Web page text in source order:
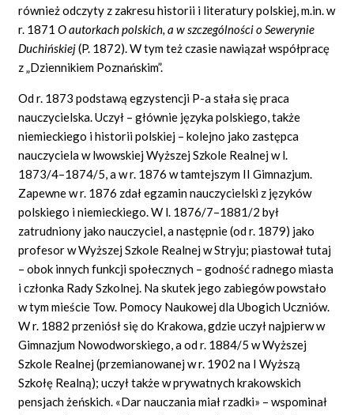
również odczyty z zakresu historii i literatury polskiej, m.in. w
r. 1871O autorkach polskich, a w szczególności o Sewerynie
Duchińskiej(P. 1872). W tym też czasie nawiązał współpracę
z „Dziennikiem Poznańskim”.
Od r. 1873 podstawą egzystencji P-a stała się praca
nauczycielska. Uczył – głównie języka polskiego, także
niemieckiego i historii polskiej – kolejno jako zastępca
nauczyciela w lwowskiej Wyższej Szkole Realnej w l.
1873/4–1874/5, a w r. 1876 w tamtejszym II Gimnazjum.
Zapewne w r. 1876 zdał egzamin nauczycielski z języków
polskiego i niemieckiego. W l. 1876/7–1881/2 był
zatrudniony jako nauczyciel, a następnie (od r. 1879) jako
profesor w Wyższej Szkole Realnej w Stryju; piastował tutaj
– obok innych funkcji społecznych – godność radnego miasta
i członka Rady Szkolnej. Na skutek jego zabiegów powstało
w tym mieście Tow. Pomocy Naukowej dla Ubogich Uczniów.
W r. 1882 przeniósł się do Krakowa, gdzie uczył najpierw w
Gimnazjum Nowodworskiego, a od r. 1884/5 w Wyższej
Szkole Realnej (przemianowanej w r. 1902 na I Wyższą
Szkołę Realną); uczył także w prywatnych krakowskich
pensjach żeńskich. «Dar nauczania miał rzadki» – wspominał